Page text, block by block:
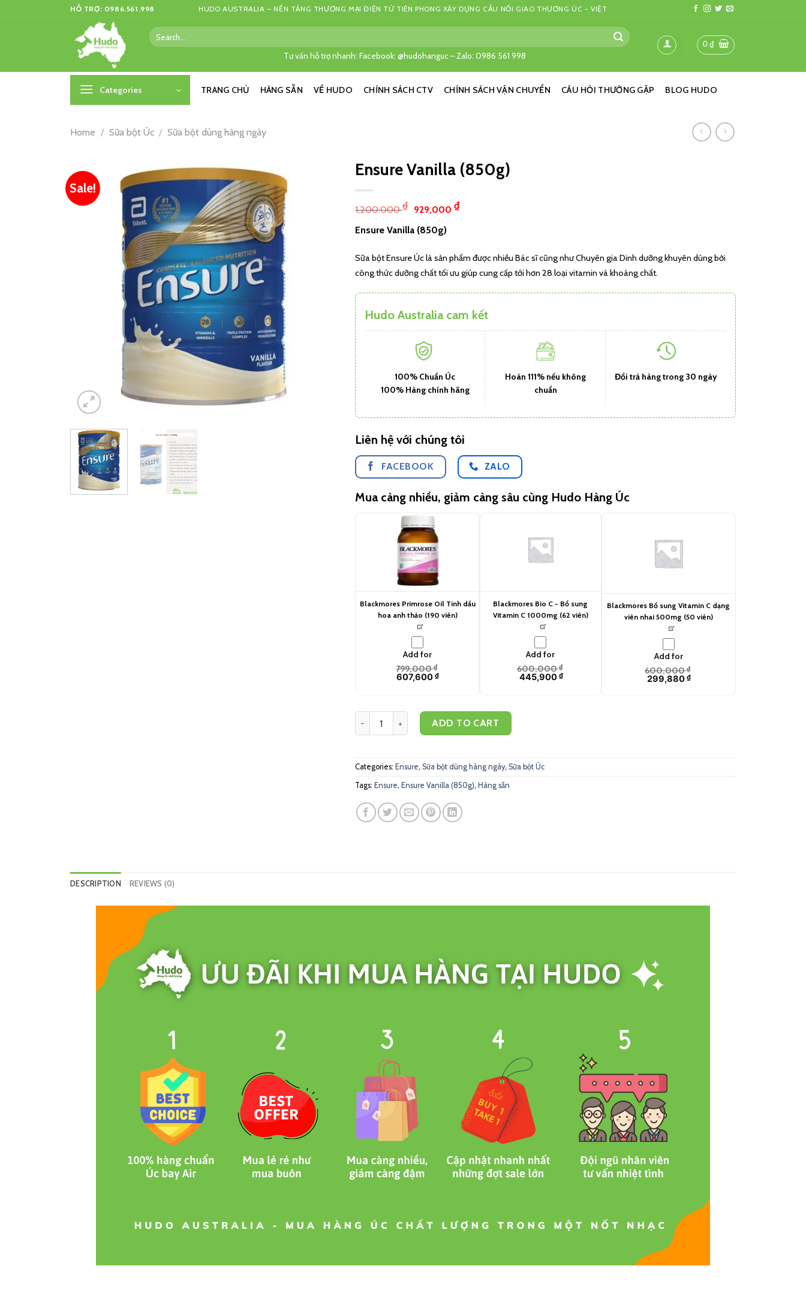
HỖ TRỢ: 0986.561.998 HUDO AUSTRALIA – NỀN TẢNG THƯƠNG MẠI ĐIỆN TỬ TIÊN PHONG XÂY DỰNG CẦU NỐI GIAO THƯƠNG ÚC - VIỆT
Search
for:
Tư vấn hỗ trợ nhanh: Facebook: @hudohanguc – Zalo: 0986 561 998
0₫
Categories TRANG CHỦ HÀNG SẴN VỀ HUDO CHÍNH SÁCH CTV CHÍNH SÁCH VẬN CHUYỂN CÂU HỎI THƯỜNG GẶP BLOG HUDO
Home / Sữa bột Úc / Sữa bột dùng hàng ngày
Sale!
Ensure Vanilla (850g)
1,200,000₫ 929,000 ₫
Ensure Vanilla (850g)
Sữa bột Ensure Úc là sản phẩm được nhiều Bác sĩ cũng như Chuyên gia Dinh dưỡng khuyên dùng bởi
công thức dưỡng chất tối ưu giúp cung cấp tới hơn 28 loại vitamin và khoáng chất.
Hudo Australia cam kết
100% Chuẩn Úc
100% Hàng chính hãng
Hoàn 111% nếu không
chuẩn
Đổi trả hàng trong 30 ngày
Liên hệ với chúng tôi
FACEBOOK ZALO
Mua càng nhiều, giảm càng sâu cùng Hudo Hàng Úc
Blackmores Primrose Oil Tinh dầu
hoa anh thảo (190 viên)
Add for
799,000₫
607,600₫
Blackmores Bio C - Bổ sung
Vitamin C 1000mg (62 viên)
Add for
600,000₫
445,900 ₫
Blackmores Bổ sung Vitamin C dạng
viên nhai 500mg (50 viên)
Add for
600,000₫
299,880 ₫
Ensure Vanilla (850g) quantity
ADD TO CART
Categories: Ensure, Sữa bột dùng hàng ngày, Sữa bột Úc
Tags: Ensure, Ensure Vanilla (850g), Hàng sẵn
DESCRIPTION REVIEWS (0)